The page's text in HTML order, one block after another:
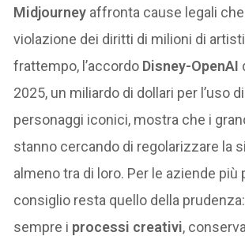
Midjourney affronta cause legali che
violazione dei diritti di milioni di
frattempo, l’accordo Disney-OpenAI
2025, un miliardo di dollari per l’uso
personaggi iconici, mostra che i
stanno cercando di regolarizzare la
almeno tra di loro. Per le aziende più
consiglio resta quello della
sempre i processi creativi,